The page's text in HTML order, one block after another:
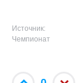
Источник:
Чемпионат